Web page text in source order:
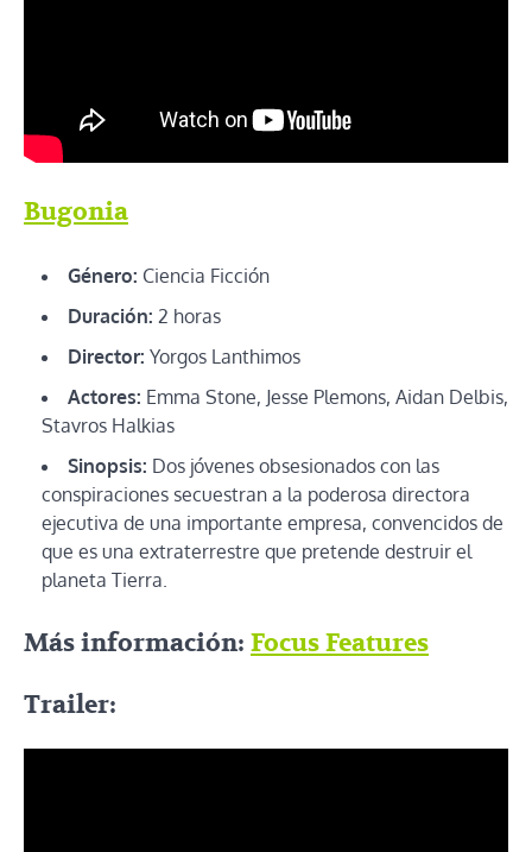
Bugonia
Género: Ciencia Ficción
Duración: 2 horas
Director: Yorgos Lanthimos
Actores: Emma Stone, Jesse Plemons, Aidan Delbis,
Stavros Halkias
Sinopsis: Dos jóvenes obsesionados con las
conspiraciones secuestran a la poderosa directora
ejecutiva de una importante empresa, convencidos de
que es una extraterrestre que pretende destruir el
planeta Tierra.
Más información: Focus Features
Trailer: